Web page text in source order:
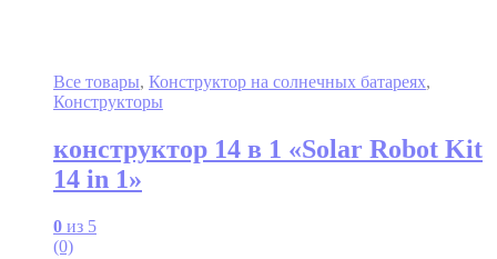
Все товары, Конструктор на солнечных батареях,
Конструкторы
конструктор 14 в 1 «Solar Robot Kit
14 in 1»
0 из 5
(0)